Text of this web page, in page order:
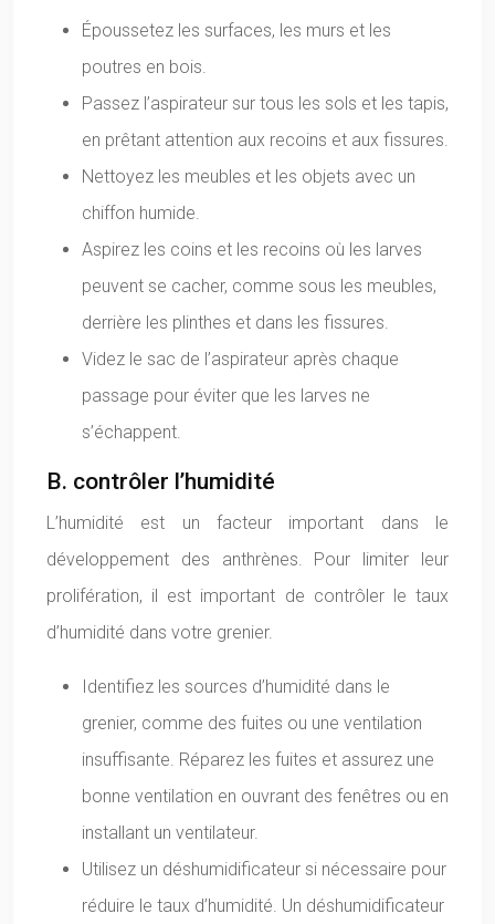
Époussetez les surfaces, les murs et les
poutres en bois.
Passez l’aspirateur sur tous les sols et les tapis,
en prêtant attention aux recoins et aux fissures.
Nettoyez les meubles et les objets avec un
chiffon humide.
Aspirez les coins et les recoins où les larves
peuvent se cacher, comme sous les meubles,
derrière les plinthes et dans les fissures.
Videz le sac de l’aspirateur après chaque
passage pour éviter que les larves ne
s’échappent.
B. contrôler l’humidité
L’humidité est un facteur important dans le
développement des anthrènes. Pour limiter leur
prolifération, il est important de contrôler le taux
d’humidité dans votre grenier.
Identifiez les sources d’humidité dans le
grenier, comme des fuites ou une ventilation
insuffisante. Réparez les fuites et assurez une
bonne ventilation en ouvrant des fenêtres ou en
installant un ventilateur.
Utilisez un déshumidificateur si nécessaire pour
réduire le taux d’humidité. Un déshumidificateur